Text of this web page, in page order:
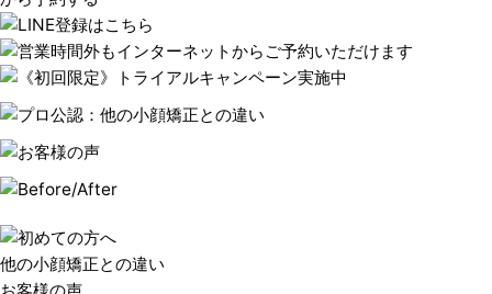
他の小顔矯正との違い